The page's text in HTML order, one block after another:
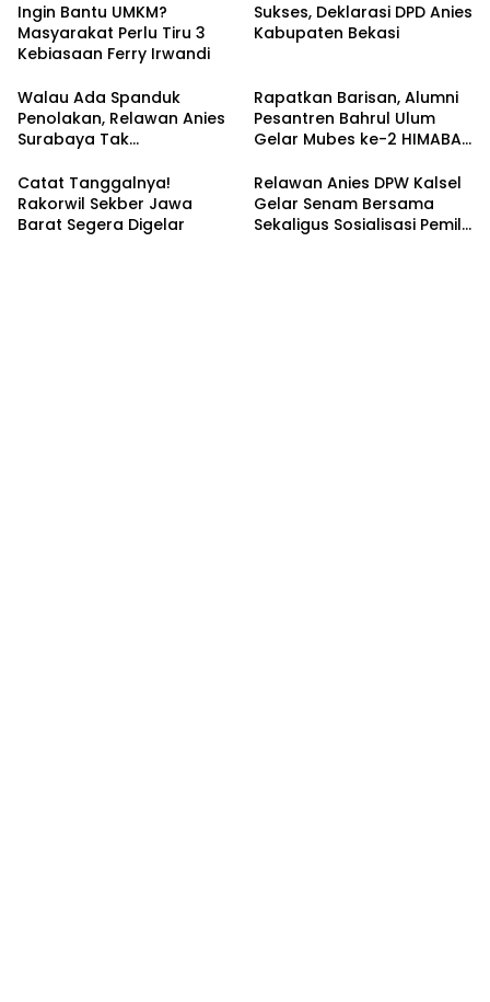
Ingin Bantu UMKM?
Masyarakat Perlu Tiru 3
Kebiasaan Ferry Irwandi
Sukses, Deklarasi DPD Anies
Kabupaten Bekasi
Walau Ada Spanduk
Penolakan, Relawan Anies
Surabaya Tak
Rapatkan Barisan, Alumni
Pesantren Bahrul Ulum
Gelar Mubes ke-2 HIMABAS
Semarang
Catat Tanggalnya!
Rakorwil Sekber Jawa
Barat Segera Digelar
Relawan Anies DPW Kalsel
Gelar Senam Bersama
Sekaligus Sosialisasi Pemilu